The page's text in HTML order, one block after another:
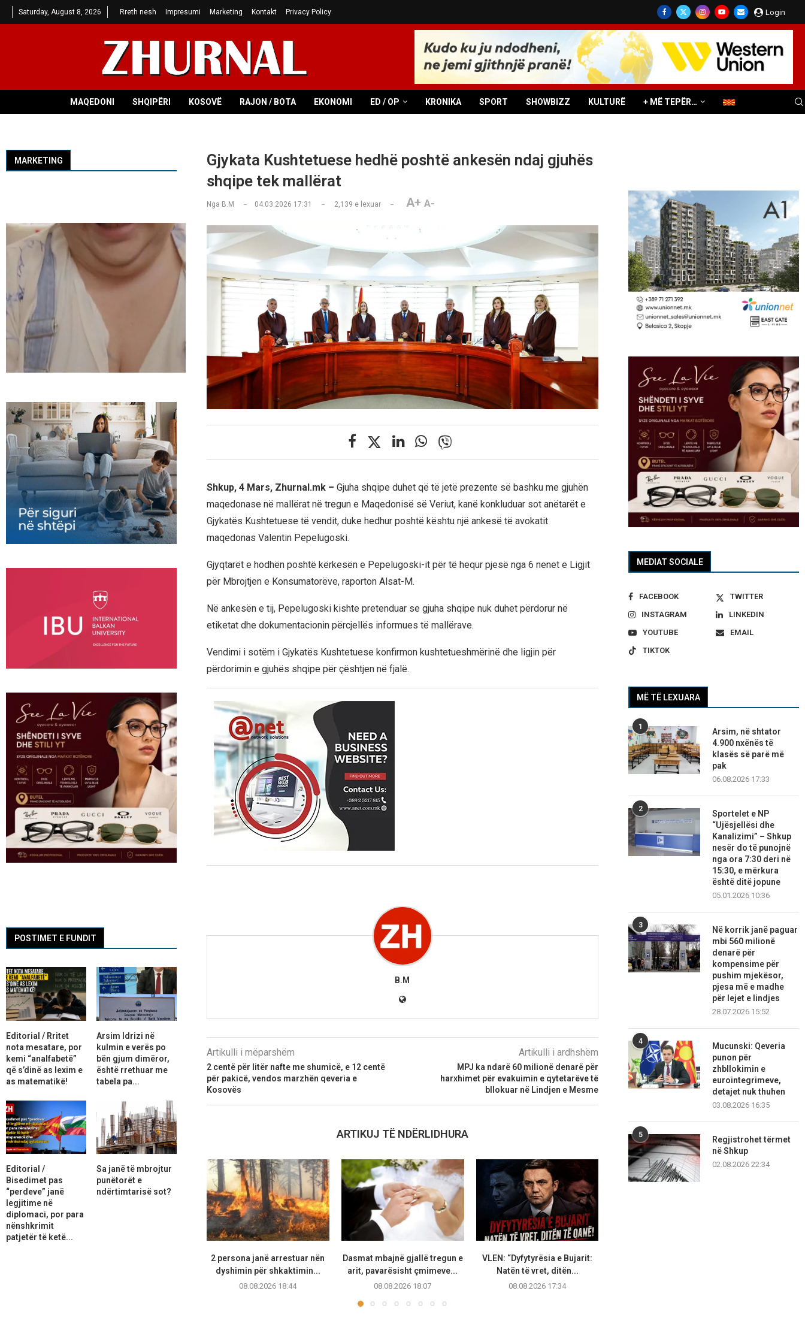
Saturday, August 8, 2026 Rreth nesh Impresumi Marketing Kontakt Privacy Policy Login
MAQEDONI SHQIPËRI KOSOVË RAJON / BOTA EKONOMI ED / OP KRONIKA SPORT SHOWBIZZ KULTURË + MË TEPËR…
Gjykata Kushtetuese hedhë poshtë ankesën ndaj gjuhës
shqipe tek mallërat
Nga B.M 04.03.2026 17:31 2,139 e lexuar A+ A-
Shkup, 4 Mars, Zhurnal.mk – Gjuha shqipe duhet që të jetë prezente së bashku me gjuhën
maqedonase në mallërat në tregun e Maqedonisë së Veriut, kanë konkluduar sot anëtarët e
Gjykatës Kushtetuese të vendit, duke hedhur poshtë kështu një ankesë të avokatit
maqedonas Valentin Pepelugoski.
Gjyqtarët e hodhën poshtë kërkesën e Pepelugoski-it për të hequr pjesë nga 6 nenet e Ligjit
për Mbrojtjen e Konsumatorëve, raporton Alsat-M.
Në ankesën e tij, Pepelugoski kishte pretenduar se gjuha shqipe nuk duhet përdorur në
etiketat dhe dokumentacionin përcjellës informues të mallërave.
Vendimi i sotëm i Gjykatës Kushtetuese konfirmon kushtetueshmërinë dhe ligjin për
përdorimin e gjuhës shqipe për çështjen në fjalë.
B.M
Artikulli i mëparshëm
2 centë për litër nafte me shumicë, e 12 centë
për pakicë, vendos marzhën qeveria e
Kosovës
Artikulli i ardhshëm
MPJ ka ndarë 60 milionë denarë për
harxhimet për evakuimin e qytetarëve të
bllokuar në Lindjen e Mesme
ARTIKUJ TË NDËRLIDHURA
2 persona janë arrestuar nën
dyshimin për shkaktimin...
08.08.2026 18:44
Dasmat mbajnë gjallë tregun e
arit, pavarësisht çmimeve...
08.08.2026 18:07
VLEN: “Dyfytyrësia e Bujarit:
Natën të vret, ditën...
08.08.2026 17:34
MEDIAT SOCIALE
FACEBOOK
TWITTER
INSTAGRAM
LINKEDIN
YOUTUBE
EMAIL
TIKTOK
MË TË LEXUARA
1
Arsim, në shtator
4.900 nxënës të
klasës së parë më
pak
06.08.2026 17:33
2
Sportelet e NP
“Ujësjellësi dhe
Kanalizimi” – Shkup
nesër do të punojnë
nga ora 7:30 deri në
15:30, e mërkura
është ditë jopune
05.01.2026 10:36
3
Në korrik janë paguar
mbi 560 milionë
denarë për
kompensime për
pushim mjekësor,
pjesa më e madhe
për lejet e lindjes
28.07.2026 15:52
4
Mucunski: Qeveria
punon për
zhbllokimin e
eurointegrimeve,
detajet nuk thuhen
03.08.2026 16:35
5
Regjistrohet tërmet
në Shkup
02.08.2026 22:34
MARKETING
POSTIMET E FUNDIT
Editorial / Rritet
nota mesatare, por
kemi “analfabetë”
që s’dinë as lexim e
as matematikë!
Arsim Idrizi në
kulmin e verës po
bën gjum dimëror,
është rrethuar me
tabela pa...
Editorial /
Bisedimet pas
“perdeve” janë
legjitime në
diplomaci, por para
nënshkrimit
patjetër të ketë...
Sa janë të mbrojtur
punëtorët e
ndërtimtarisë sot?